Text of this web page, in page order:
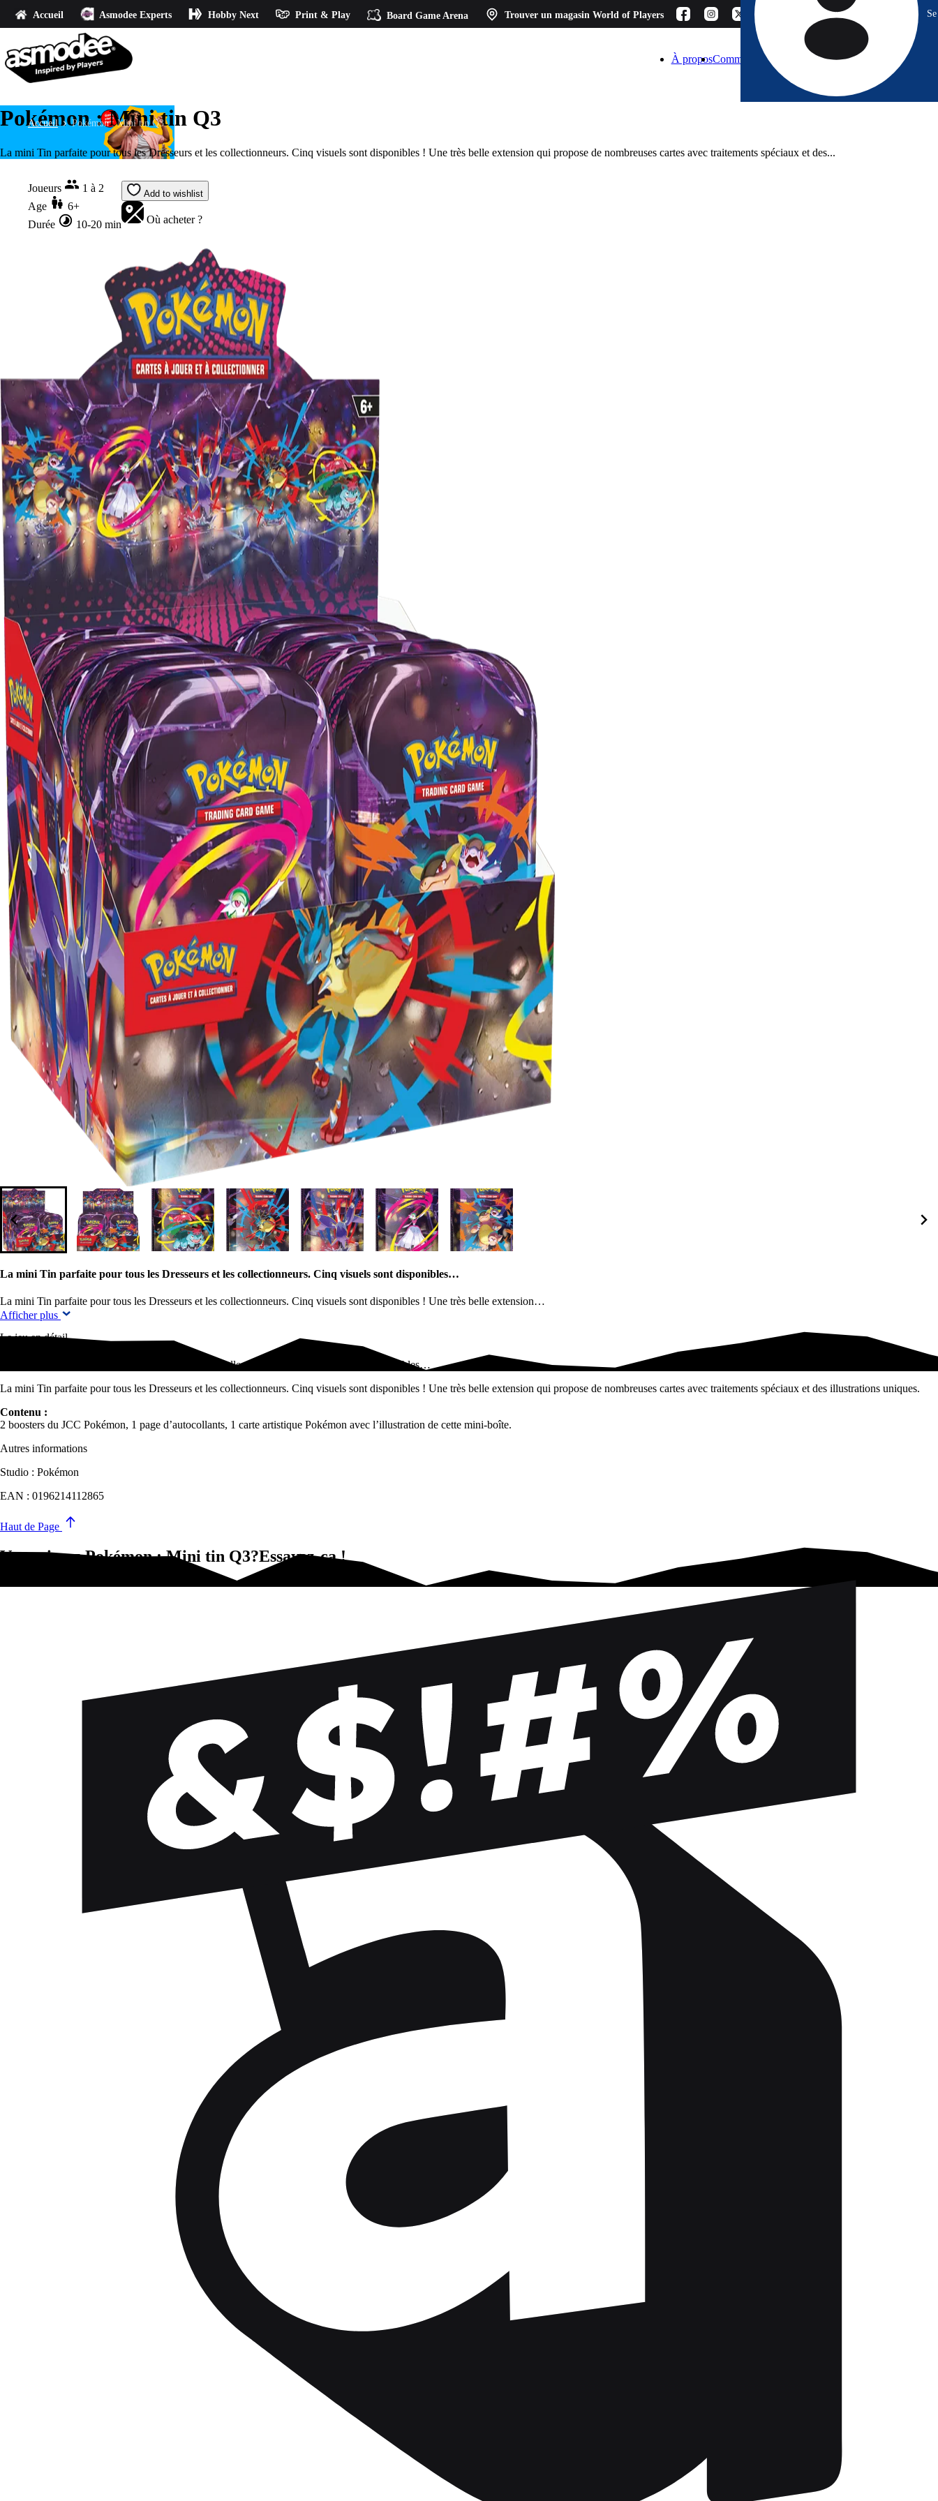
Accueil Asmodee Experts Hobby Next Print & Play Board Game Arena Trouver un magasin World of Players
À proposComment choisir ? BlogEspace Pro Contact
Accueil Pokémon : Mini tin Q3
Pokémon : Mini tin Q3
La mini Tin parfaite pour tous les Dresseurs et les collectionneurs. Cinq visuels sont disponibles ! Une très belle extension qui propose de nombreuses cartes avec traitements spéciaux et des...
Joueurs
1 à 2
Age
6+
Durée
10-20 min
Add to wishlist
Où acheter ?
La mini Tin parfaite pour tous les Dresseurs et les collectionneurs. Cinq visuels sont disponibles…
La mini Tin parfaite pour tous les Dresseurs et les collectionneurs. Cinq visuels sont disponibles ! Une très belle extension…
Afficher plus
Le jeu en détail
La mini Tin parfaite pour tous les Dresseurs et les collectionneurs. Cinq visuels sont disponibles…
La mini Tin parfaite pour tous les Dresseurs et les collectionneurs. Cinq visuels sont disponibles ! Une très belle extension qui propose de nombreuses cartes avec traitements spéciaux et des illustrations uniques.
Contenu :
2 boosters du JCC Pokémon, 1 page d’autocollants, 1 carte artistique Pokémon avec l’illustration de cette mini-boîte.
Autres informations
Studio : Pokémon
EAN : 0196214112865
Haut de Page
Vous aimez Pokémon : Mini tin Q3?Essayez-ça !